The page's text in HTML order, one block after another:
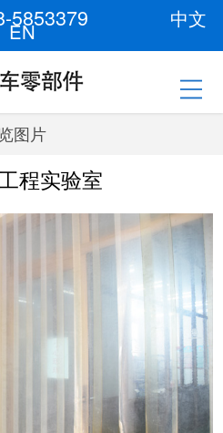
5853379 中文
EN
图片
程实验室